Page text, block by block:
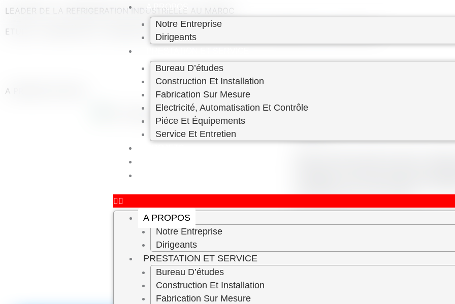
Skip
content
A PROPOS
Notre Entreprise
Dirigeants
Bureau D’études
Construction Et Installation
Fabrication Sur Mesure
Electricité, Automatisation Et Contrôle
Piéce Et Équipements
Service Et Entretien
A PROPOS
Notre Entreprise
Dirigeants
PRESTATION ET SERVICE
Bureau D’études
Construction Et Installation
Fabrication Sur Mesure
LEADER DE LA REFRIGERATION INDUSTRIELLE AU MAROC ​
ETUDE / CONCEPTION / CONSTRUCTION – ENTRETIEN PREVENTIF–FABRICATION SUR MESURE
A PROPOS DE NOUS
RDS Engineering se distingue en tant
l'ammoniac NH3 , HFC et HFO.